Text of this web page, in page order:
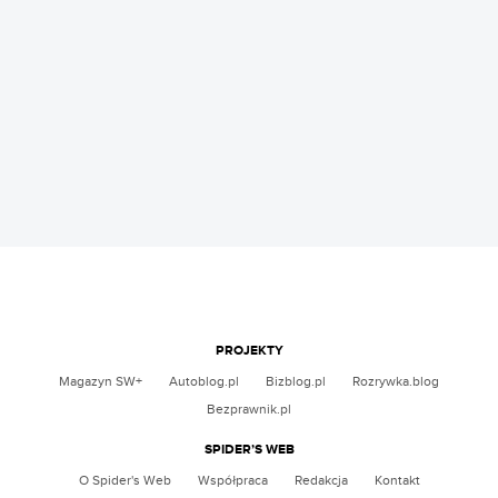
PROJEKTY
Magazyn SW+ Autoblog.pl Bizblog.pl
Rozrywka.blog
Bezprawnik.pl
SPIDER’S WEB
O Spider's Web Współpraca Redakcja Kontakt